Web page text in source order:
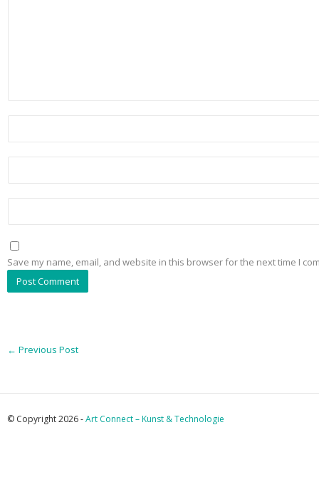
Save my name, email, and website in this browser for the next time I
← Previous Post
© Copyright 2026 -Art Connect – Kunst & Technologie